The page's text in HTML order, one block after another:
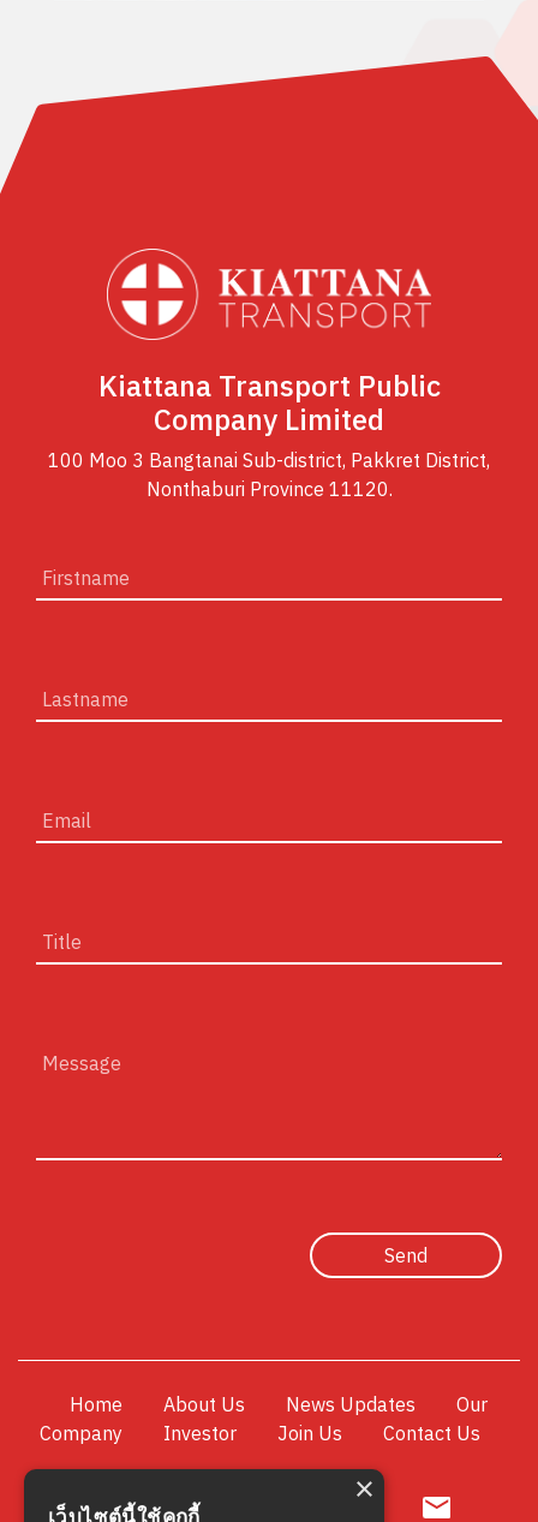
Kiattana Transport Public
Company Limited
100 Moo 3 Bangtanai Sub-district, Pakkret District,
Nonthaburi Province 11120.
Firstname
Lastname
Email
Title
Message
Send
Home About Us News Updates
Our
Company
Investor Join Us Contact Us
×